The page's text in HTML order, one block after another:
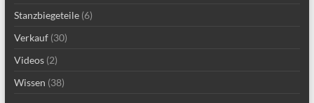
Stanzbiegeteile(6)
Verkauf(30)
Videos(2)
Wissen (38)